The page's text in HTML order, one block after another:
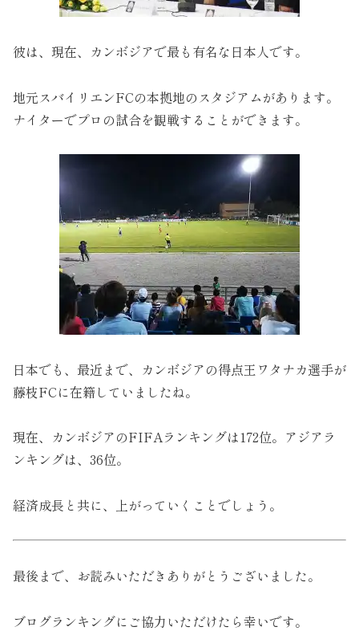
彼は、現在、カンボジアで最も有名な日本人です。
地元スバイリエンFCの本拠地のスタジアムがあります。
ナイターでプロの試合を観戦することができます。
日本でも、最近まで、カンボジアの得点王ワタナカ選手が
藤枝FCに在籍していましたね。
現在、カンボジアのFIFAランキングは172位。アジアラ
ンキングは、36位。
経済成長と共に、上がっていくことでしょう。
最後まで、お読みいただきありがとうございました。
ブログランキングにご協力いただけたら幸いです。